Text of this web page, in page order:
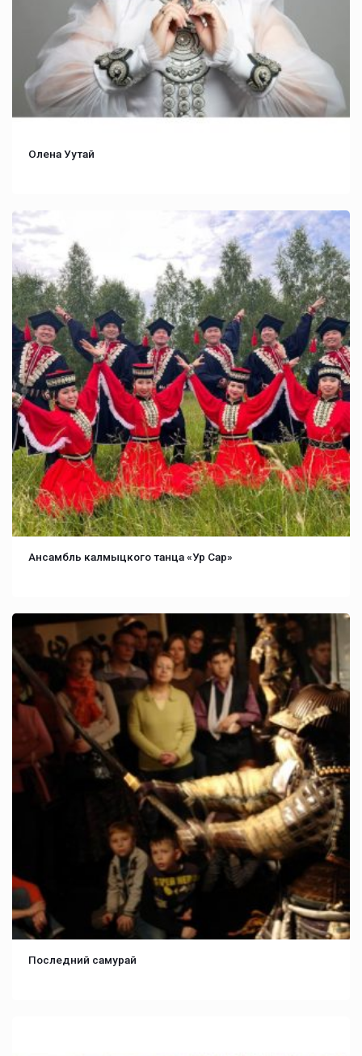
Олена Уутай
Ансамбль калмыцкого танца «Ур Сар»
Последний самурай